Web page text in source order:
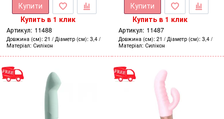
Купити
Купить в 1 клик
Артикул: 11488
Довжина (см) 21 Діаметр (см) 3,4
Матеріал Силікон
Купити
Купить в 1 клик
Артикул: 11487
Довжина (см) 21 Діаметр (см) 3,4
Матеріал Силікон